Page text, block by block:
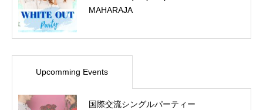
MAHARAJA
Upcomming Events
国際交流シングルパーティー